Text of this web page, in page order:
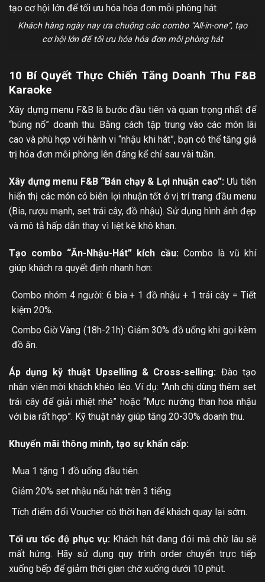
Khách hàng ngày nay ưa chuộng các combo “All-in-one”, tạo
cơ hội lớn để tối ưu hóa hóa đơn mỗi phòng hát
10 Bí Quyết Thực Chiến Tăng Doanh Thu F&B
Karaoke
Xây dựng menu F&B là bước đầu tiên và quan trọng nhất để
“bùng nổ” doanh thu. Bằng cách tập trung vào các món lãi
cao và phù hợp với hành vi “nhậu khi hát”, bạn có thể tăng giá
trị hóa đơn mỗi phòng lên đáng kể chỉ sau vài tuần.
Xây dựng menu F&B “Bán chạy & Lợi nhuận cao”:Ưu tiên
hiển thị các món có biên lợi nhuận tốt ở vị trí trang đầu menu
(Bia, rượu mạnh, set trái cây, đồ nhậu). Sử dụng hình ảnh đẹp
và mô tả hấp dẫn thay vì liệt kê khô khan.
Tạo combo “Ăn-Nhậu-Hát” kích cầu:Combo là vũ khí
giúp khách ra quyết định nhanh hơn:
Combo nhóm 4 người: 6 bia + 1 đồ nhậu + 1 trái cây = Tiết
kiệm 20%.
Combo Giờ Vàng (18h-21h): Giảm 30% đồ uống khi gọi kèm
đồ ăn.
Áp dụng kỹ thuật Upselling & Cross-selling: Đào tạo
nhân viên mời khách khéo léo. Ví dụ: “Anh chị dùng thêm set
trái cây để giải nhiệt nhé” hoặc “Mực nướng than hoa nhậu
với bia rất hợp”. Kỹ thuật này giúp tăng 20-30% doanh thu.
Khuyến mãi thông minh, tạo sự khẩn cấp:
Mua 1 tặng 1 đồ uống đầu tiên.
Giảm 20% set nhậu nếu hát trên 3 tiếng.
Tích điểm đổi Voucher có thời hạn để khách quay lại sớm.
Tối ưu tốc độ phục vụ: Khách hát đang đói mà chờ lâu sẽ
mất hứng. Hãy sử dụng quy trình order chuyển trực tiếp
xuống bếp để giảm thời gian chờ xuống dưới 10 phút.